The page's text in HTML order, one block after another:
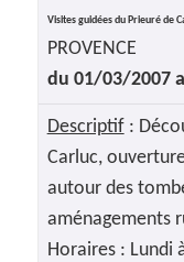
Visites guidées du Prieuré de
PROVENCE
du 01/03/2007
Descriptif:
Carluc,
autour des
aménagements
Horaires : Lundi